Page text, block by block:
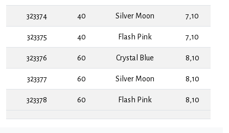
323374 40 Silver Moon 7,10
323375 40 Flash Pink 7,10
323376 60 Crystal Blue 8,10
323377 60 Silver Moon 8,10
323378 60 Flash Pink 8,10